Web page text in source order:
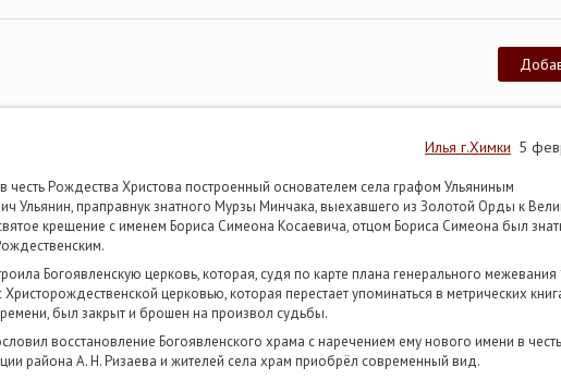
Илья г.Химки 5
честь Рождества Христова построенный основателем села графом Ульяниным
Ульянин, праправнук знатного Мурзы Минчака, выехавшего из Золотой Орды к
крещение с именем Бориса Симеона Косаевича, отцом Бориса Симеона был
Богоявленскую церковь, которая, судя по карте плана генерального межевания
церковью, которая перестает упоминаться в метрических
был закрыт и брошен на произвол судьбы.
восстановление Богоявленского храма с наречением ему нового имени в
района А. Н. Ризаева и жителей села храм приобрёл современный вид.